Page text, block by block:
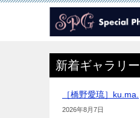
新着ギャラリー
［橋野愛琉］ku.ma.
2026年8月7日